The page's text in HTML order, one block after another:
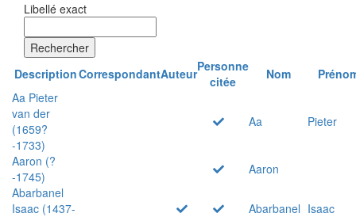
Libellé exact
Rechercher
DescriptionCorrespondantAuteurPersonne
citée
Nom
Aa Pieter
van der
(1659?
-1733)
Aa Pieter
Aaron (?
-1745)
Aaron
Abarbanel
Isaac (1437-
Abarbanel Isaac